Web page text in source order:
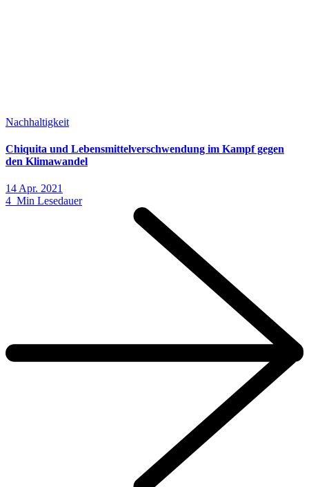
Nachhaltigkeit
Chiquita und Lebensmittelverschwendung im Kampf gegen
den Klimawandel
14 Apr. 2021
4 Min Lesedauer